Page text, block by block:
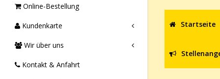
Online-Bestellung
Kundenkarte
Wir über uns
Kontakt & Anfahrt
Startseite